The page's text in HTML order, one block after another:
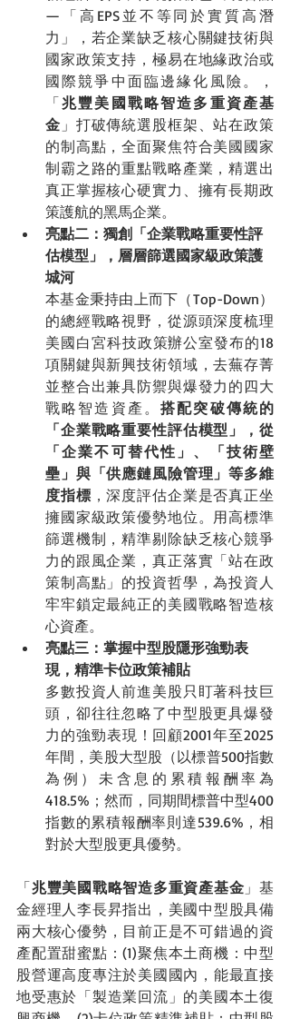
—「高EPS並不等同於實質高潛
力」，若企業缺乏核心關鍵技術與
國家政策支持，極易在地緣政治或
國際競爭中面臨邊緣化風險。，
「兆豐美國戰略智造多重資產基
金 」打破傳統選股框架、站在政策
的制高點，全面聚焦符合美國國家
制霸之路的重點戰略產業，精選出
真正掌握核心硬實力、擁有長期政
策護航的黑馬企業。
亮點二：獨創「企業戰略重要性評
估模型」，層層篩選國家級政策護
城河
本基金秉持由上而下（Top-Down）
的總經戰略視野，從源頭深度梳理
美國白宮科技政策辦公室發布的18
項關鍵與新興技術領域，去蕪存菁
並整合出兼具防禦與爆發力的四大
戰略智造資產。搭配突破傳統的
「企業戰略重要性評估模型」，從
「企業不可替代性」、「技術壁
壘」與「供應鏈風險管理」等多維
度指標 ，深度評估企業是否真正坐
擁國家級政策優勢地位。用高標準
篩選機制，精準剔除缺乏核心競爭
力的跟風企業，真正落實「站在政
策制高點」的投資哲學，為投資人
牢牢鎖定最純正的美國戰略智造核
心資產。
亮點三：掌握中型股隱形強勁表
現，精準卡位政策補貼
多數投資人前進美股只盯著科技巨
頭，卻往往忽略了中型股更具爆發
力的強勁表現！回顧2001年至2025
年間，美股大型股（以標普500指數
為例）未含息的累積報酬率為
418.5%；然而，同期間標普中型400
指數的累積報酬率則達539.6%，相
對於大型股更具優勢。
「兆豐美國戰略智造多重資產基金 」基
金經理人李長昇指出，美國中型股具備
兩大核心優勢，目前正是不可錯過的資
產配置甜蜜點：(1)聚焦本土商機：中型
股營運高度專注於美國國內，能最直接
地受惠於「製造業回流」的美國本土復